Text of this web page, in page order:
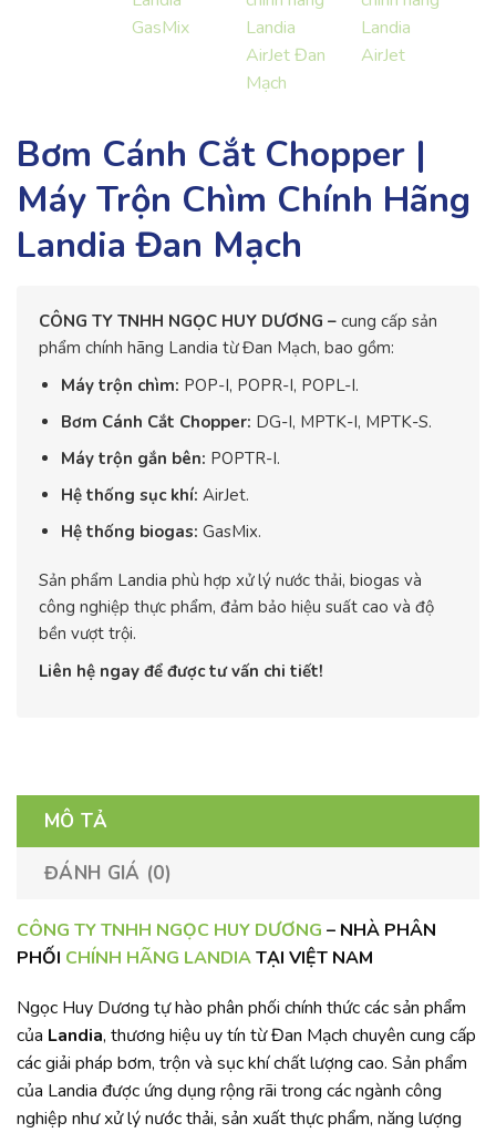
Bơm Cánh Cắt Chopper |
Máy Trộn Chìm Chính Hãng
Landia Đan Mạch
CÔNG TY TNHH NGỌC HUY DƯƠNG – cung cấp sản
phẩm chính hãng Landia từ Đan Mạch, bao gồm:
Máy trộn chìm: POP-I, POPR-I, POPL-I.
Bơm Cánh Cắt Chopper: DG-I, MPTK-I, MPTK-S.
Máy trộn gắn bên: POPTR-I.
Hệ thống sục khí: AirJet.
Hệ thống biogas: GasMix.
Sản phẩm Landia phù hợp xử lý nước thải, biogas và
công nghiệp thực phẩm, đảm bảo hiệu suất cao và độ
bền vượt trội.
Liên hệ ngay để được tư vấn chi tiết!
MÔ TẢ
ĐÁNH GIÁ (0)
CÔNG TY TNHH NGỌC HUY DƯƠNG – NHÀ PHÂN
PHỐI CHÍNH HÃNG LANDIATẠI VIỆT NAM
Ngọc Huy Dương tự hào phân phối chính thức các sản phẩm
của Landia, thương hiệu uy tín từ Đan Mạch chuyên cung cấp
các giải pháp bơm, trộn và sục khí chất lượng cao. Sản phẩm
của Landia được ứng dụng rộng rãi trong các ngành công
nghiệp như xử lý nước thải, sản xuất thực phẩm, năng lượng